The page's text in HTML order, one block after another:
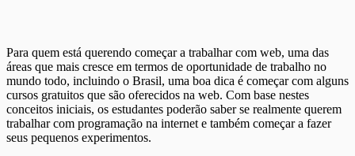
Para quem está querendo começar a trabalhar com web, uma das
áreas que mais cresce em termos de oportunidade de trabalho no
mundo todo, incluindo o Brasil, uma boa dica é começar com alguns
cursos gratuitos que são oferecidos na web. Com base nestes
conceitos iniciais, os estudantes poderão saber se realmente querem
trabalhar com programação na internet e também começar a fazer
seus pequenos experimentos.